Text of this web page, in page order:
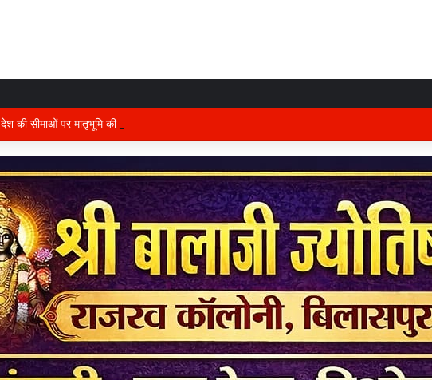
देश की सीमाओं पर मातृभूमि की रक्षा में तैनात वीर फौजी भाइयों हेतु “सिपाही रक्षा सूत्र संग्रहण” कार्यक्रम हुआ